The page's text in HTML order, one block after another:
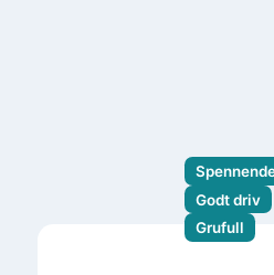
Godt driv
Grufull